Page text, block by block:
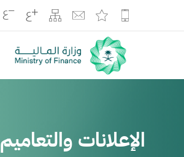
الإعلانات والتعاميم